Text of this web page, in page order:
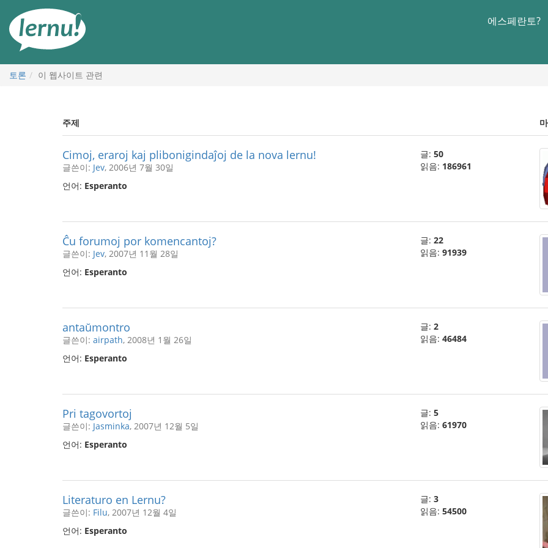
에스페란토?
토론 이 웹사이트 관련
주제
Cimoj, eraroj kaj plibonigindaĵoj de la nova lernu!
글쓴이: Jev, 2006년 7월 30일
언어: Esperanto
글: 50
읽음: 186961
Ĉu forumoj por komencantoj?
글쓴이: Jev, 2007년 11월 28일
언어: Esperanto
글: 22
읽음: 91939
antaŭmontro
글쓴이: airpath, 2008년 1월 26일
언어: Esperanto
글: 2
읽음: 46484
Pri tagovortoj
글쓴이: Jasminka, 2007년 12월 5일
언어: Esperanto
글: 5
읽음: 61970
Literaturo en Lernu?
글쓴이: Filu, 2007년 12월 4일
언어: Esperanto
글: 3
읽음: 54500